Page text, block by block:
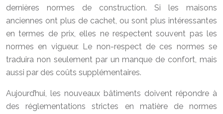
dernières normes de construction. Si les maisons
anciennes ont plus de cachet, ou sont plus intéressantes
en termes de prix, elles ne respectent souvent pas les
normes en vigueur. Le non-respect de ces normes se
traduira non seulement par un manque de confort, mais
aussi par des coûts supplémentaires.
Aujourd’hui, les nouveaux bâtiments doivent répondre à
des réglementations strictes en matière de normes